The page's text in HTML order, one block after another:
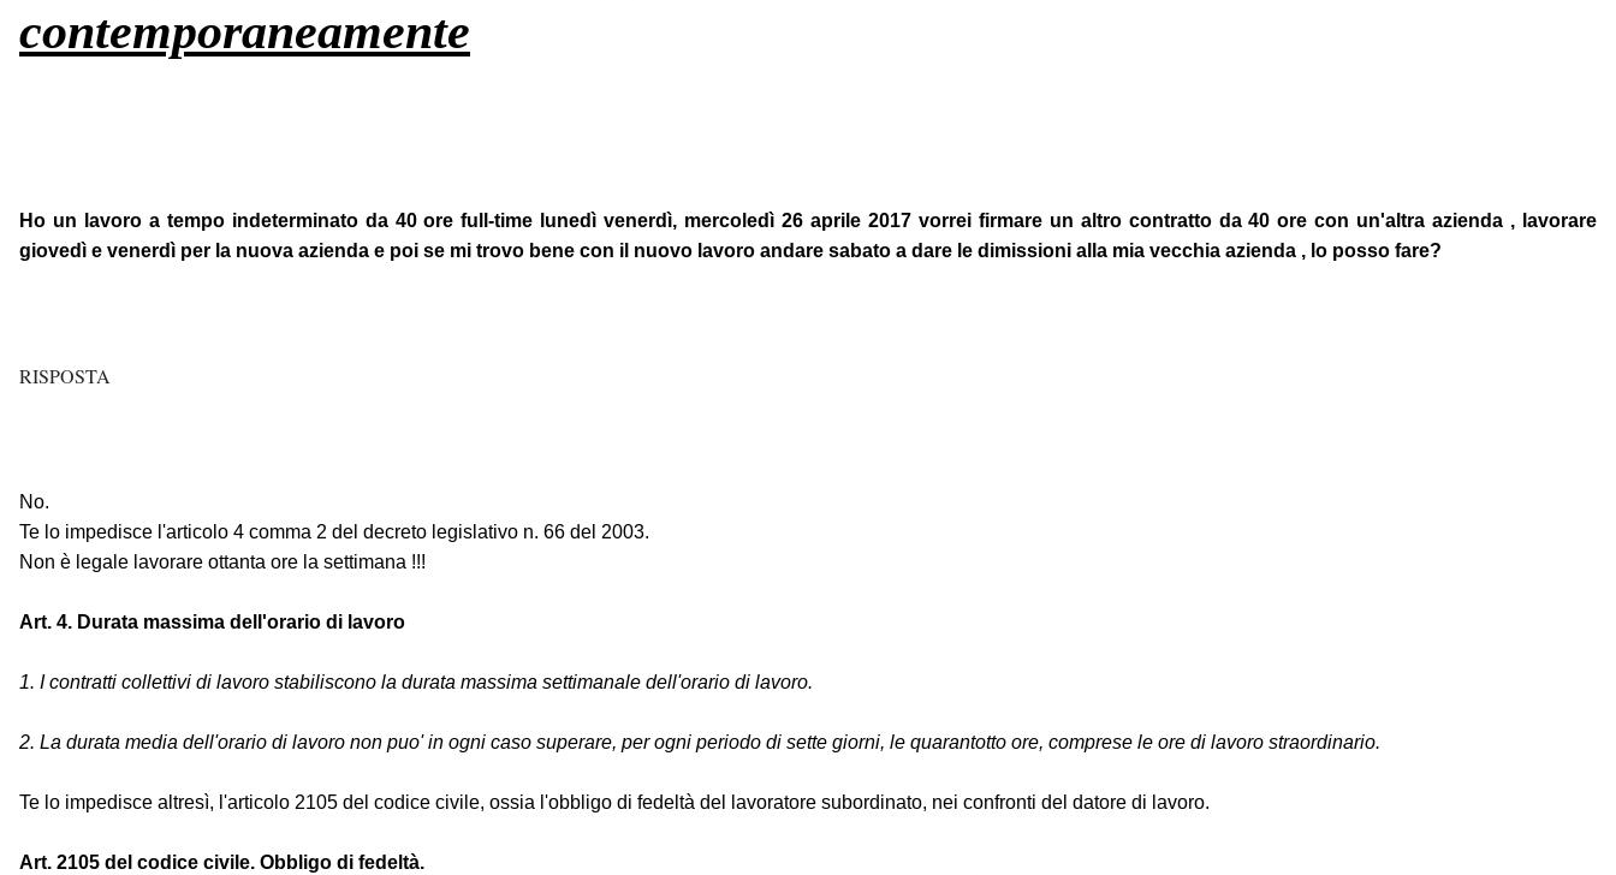
contemporaneamente
Ho un lavoro a tempo indeterminato da 40 ore full-time lunedì venerdì, mercoledì 26 aprile 2017 vorrei firmare un altro contratto da 40 ore con un'altra azienda , lavorare
giovedì e venerdì per la nuova azienda e poi se mi trovo bene con il nuovo lavoro andare sabato a dare le dimissioni alla mia vecchia azienda , lo posso fare?
RISPOSTA
No.
Te lo impedisce l'articolo 4 comma 2 del decreto legislativo n. 66 del 2003.
Non è legale lavorare ottanta ore la settimana !!!
Art. 4. Durata massima dell'orario di lavoro
1. I contratti collettivi di lavoro stabiliscono la durata massima settimanale dell'orario di lavoro.
2. La durata media dell'orario di lavoro non puo' in ogni caso superare, per ogni periodo di sette giorni, le quarantotto ore, comprese le ore di lavoro straordinario.
Te lo impedisce altresì, l'articolo 2105 del codice civile, ossia l'obbligo di fedeltà del lavoratore subordinato, nei confronti del datore di lavoro.
Art. 2105 del codice civile. Obbligo di fedeltà.